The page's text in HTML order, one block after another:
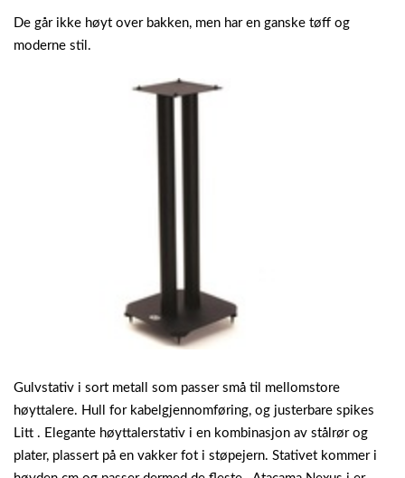
De går ikke høyt over bakken, men har en ganske tøff og
moderne stil.
Gulvstativ i sort metall som passer små til mellomstore
høyttalere. Hull for kabelgjennomføring, og justerbare spikes
Litt . Elegante høyttalerstativ i en kombinasjon av stålrør og
plater, plassert på en vakker fot i støpejern. Stativet kommer i